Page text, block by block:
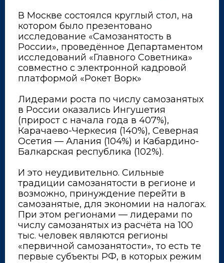
В Москве состоялся круглый стол, на
котором было презентовано
исследование «Самозанятость в
России», проведённое Департаментом
исследований «Главного Советника»
совместно с электронной кадровой
платформой «Рокет Ворк»
Лидерами роста по числу самозанятых
в России оказались Ингушетия
(прирост с начала года в 407%),
Карачаево-Черкесия (140%), Северная
Осетия — Алания (104%) и Кабардино-
Балкарская республика (102%).
И это неудивительно. Сильные
традиции самозанятости в регионе и
возможно, принуждение перейти в
самозанятые, для экономии на налогах.
При этом регионами — лидерами по
числу самозанятых из расчёта на 100
тыс. человек являются регионы
«первичной самозанятости», то есть те
первые субъекты РФ, в которых режим